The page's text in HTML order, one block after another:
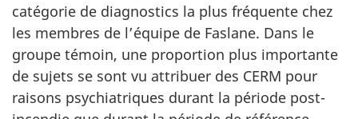
catégorie de diagnostics la plus fréquente chez
les membres de l’équipe de Faslane. Dans le
groupe témoin, une proportion plus importante
de sujets se sont vu attribuer des CERM pour
raisons psychiatriques durant la période post-